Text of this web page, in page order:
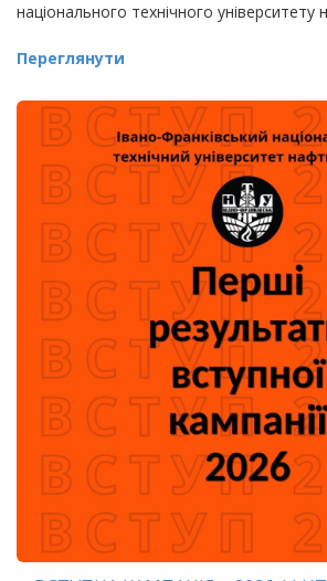
національного технічного університету
Переглянути